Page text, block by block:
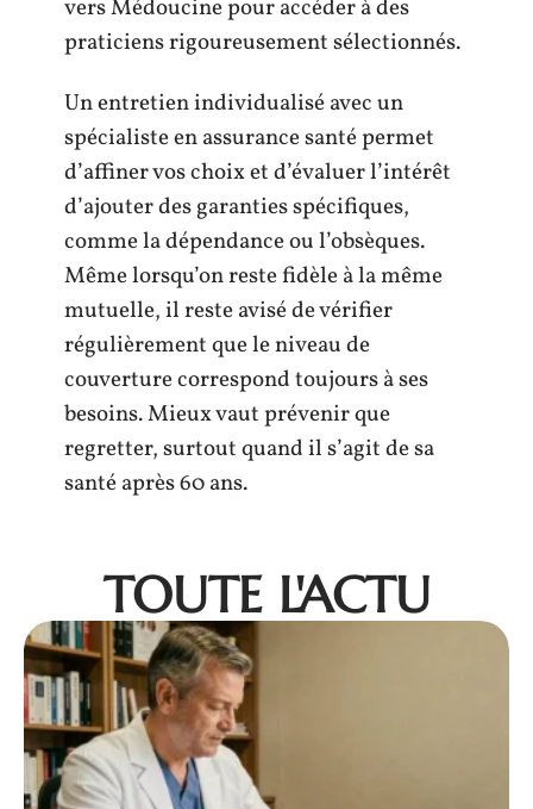
vers Médoucine pour accéder à des
praticiens rigoureusement sélectionnés.
Un entretien individualisé avec un
spécialiste en assurance santé permet
d’affiner vos choix et d’évaluer l’intérêt
d’ajouter des garanties spécifiques,
comme la dépendance ou l’obsèques.
Même lorsqu’on reste fidèle à la même
mutuelle, il reste avisé de vérifier
régulièrement que le niveau de
couverture correspond toujours à ses
besoins. Mieux vaut prévenir que
regretter, surtout quand il s’agit de sa
santé après 60 ans.
TOUTE L'ACTU